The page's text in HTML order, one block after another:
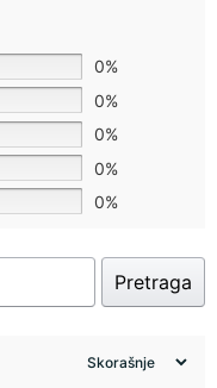
0%
0%
0%
0%
0%
Pretraga